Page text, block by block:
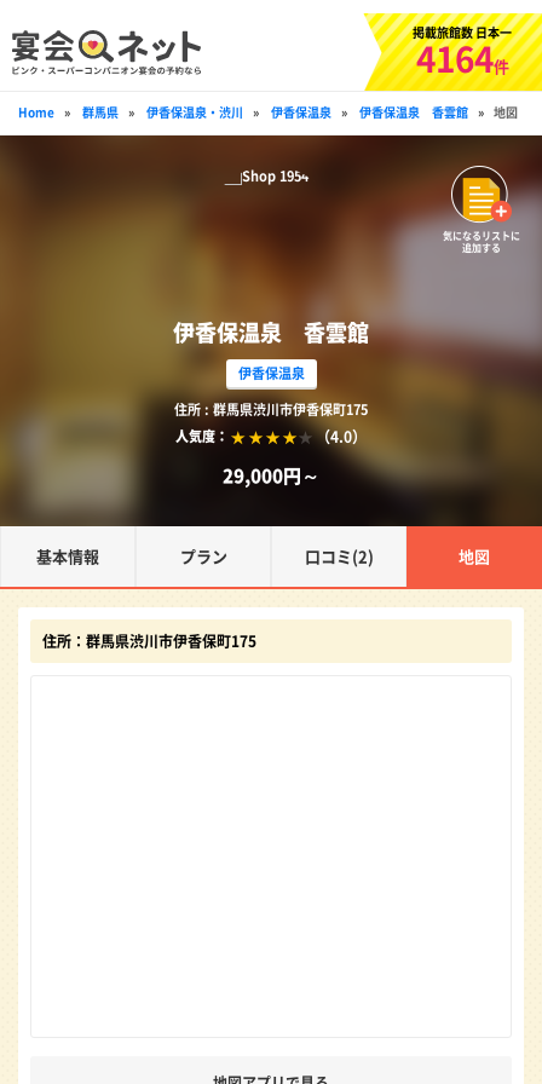
掲載旅館数 日本一
4164件
Home » 群馬県 » 伊香保温泉・渋川 » 伊香保温泉 » 伊香保温泉 香雲館 » 地図
伊香保温泉 香雲館
伊香保温泉
住所 : 群馬県渋川市伊香保町175
人気度：
（4.0）
29,000円～
気になるリストに
追加する
基本情報 プラン 口コミ(2) 地図
住所：群馬県渋川市伊香保町175